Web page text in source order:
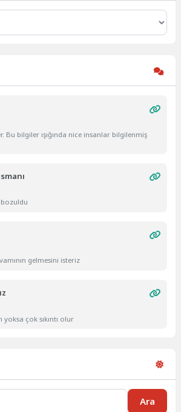
Bu bilgiler ışığında nice insanlar bilgilenmiş
bozuldu
gelmesini isteriz
yoksa çok sıkıntı olur
Ara